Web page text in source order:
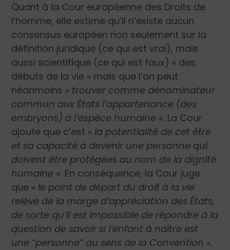
Quant à la Cour européenne des Droits de
l’homme, elle estime qu’il n’existe aucun
consensus européen non seulement sur la
définition juridique (ce qui est vrai), mais
aussi scientifique (ce qui est faux) « des
débuts de la vie » mais que l’on peut
néanmoins « trouver comme dénominateur
commun aux États l’appartenance (des
embryons) à l’espèce humaine ». La Cour
ajoute que c’est « la potentialité de cet être
et sa capacité à devenir une personne qui
doivent être protégées au nom de la dignité
humaine ». En conséquence, la Cour juge
que « le point de départ du droit à la vie
relève de la marge d’appréciation des États,
de sorte qu’il est impossible de répondre à la
question de savoir si l’enfant à naître est
une “personne” au sens de la Convention ».